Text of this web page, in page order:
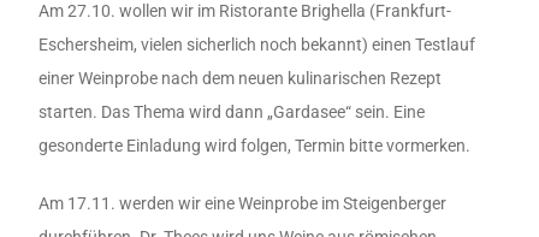
Am 27.10. wollen wir im Ristorante Brighella (Frankfurt-
Eschersheim, vielen sicherlich noch bekannt) einen Testlauf
einer Weinprobe nach dem neuen kulinarischen Rezept
starten. Das Thema wird dann „Gardasee“ sein. Eine
gesonderte Einladung wird folgen, Termin bitte vormerken.
Am 17.11. werden wir eine Weinprobe im Steigenberger